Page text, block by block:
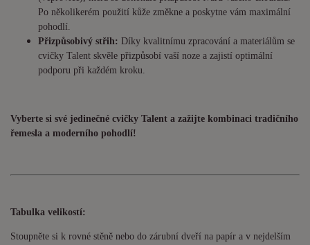
Po několikerém použití kůže změkne a poskytne vám maximální
pohodlí.
Přizpůsobivý střih: Díky kvalitnímu zpracování a materiálům se
cvičky Talent skvěle přizpůsobí vaší noze a zajistí optimální
podporu při každém kroku.
Vyberte si své jedinečné cvičky Talent a zažijte kombinaci tradičního
řemesla a moderního pohodlí!
Tabulka velikostí:
Stoupněte si k rovné stěně nebo do zárubní dveří na papír a v nejdelším